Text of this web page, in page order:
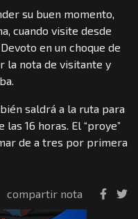
su buen momento,
cuando visite desde
en un choque de
la nota de visitante y
saldrá a la ruta para
16 horas. El “proye”
de a tres por primera
compartir nota